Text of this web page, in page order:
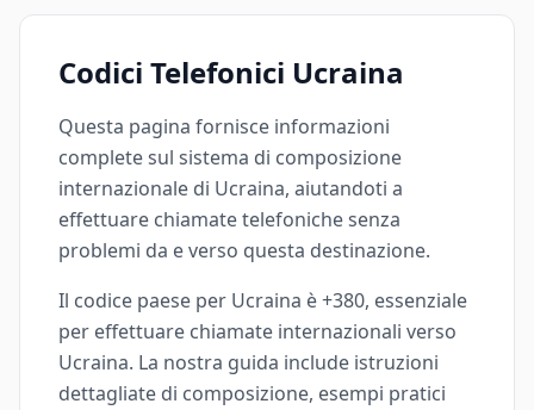
Codici Telefonici Ucraina
Questa pagina fornisce informazioni
complete sul sistema di composizione
internazionale di Ucraina, aiutandoti a
effettuare chiamate telefoniche senza
problemi da e verso questa destinazione.
Il codice paese per Ucraina è +380, essenziale
per effettuare chiamate internazionali verso
Ucraina. La nostra guida include istruzioni
dettagliate di composizione, esempi pratici